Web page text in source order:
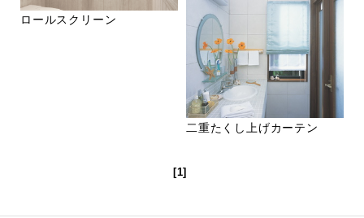
ロールスクリーン
二重たくし上げカーテン
[1]